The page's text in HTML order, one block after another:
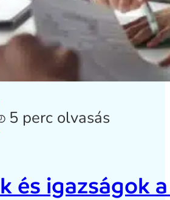
5 perc olvasás
és igazságok